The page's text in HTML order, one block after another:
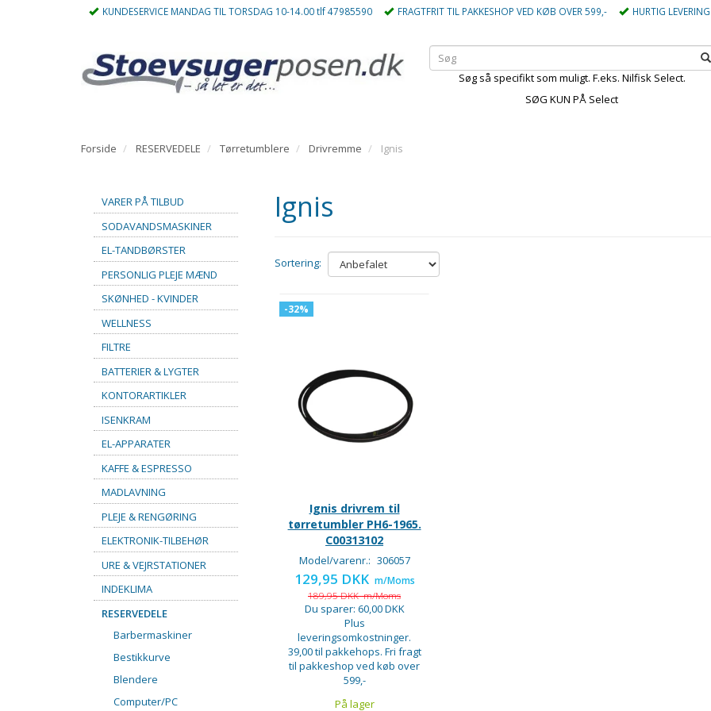
KUNDESERVICE MANDAG TIL TORSDAG 10-14.00 tlf 47985590 FRAGTFRIT TIL PAKKESHOP VED KØB OVER 599,- HURTIG LEVERING
Søg så specifikt som muligt. F.eks. Nilfisk Select.
SØG KUN PÅ Select
Forside RESERVEDELE Tørretumblere Drivremme Ignis
VARER PÅ TILBUD
SODAVANDSMASKINER
EL-TANDBØRSTER
PERSONLIG PLEJE MÆND
SKØNHED - KVINDER
WELLNESS
FILTRE
BATTERIER & LYGTER
KONTORARTIKLER
ISENKRAM
EL-APPARATER
KAFFE & ESPRESSO
MADLAVNING
PLEJE & RENGØRING
ELEKTRONIK-TILBEHØR
URE & VEJRSTATIONER
INDEKLIMA
RESERVEDELE
Barbermaskiner
Bestikkurve
Blendere
Computer/PC
Ignis
Sortering:
-32%
Ignis drivrem til
tørretumbler PH6-1965.
C00313102
Model/varenr.: 306057
129,95 DKK m/Moms
189,95 DKKm/Moms
Du sparer: 60,00 DKK
Plus
leveringsomkostninger.
39,00 til pakkehops. Fri fragt
til pakkeshop ved køb over
599,-
På lager